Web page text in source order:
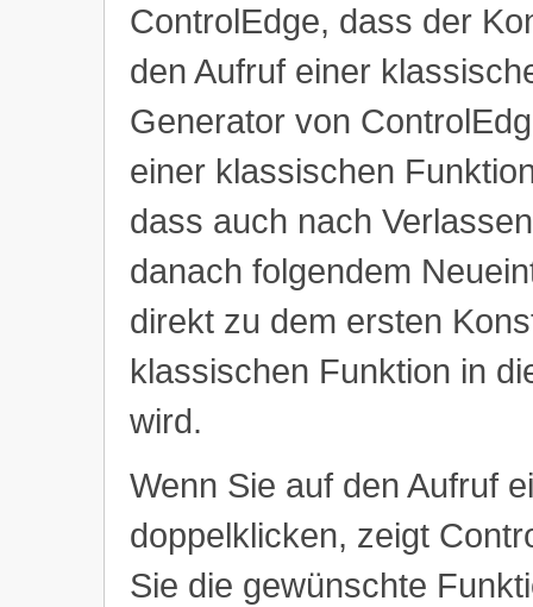
ControlEdge, dass der
den Aufruf einer
Generator von
einer klassischen
dass auch nach
danach folgendem
direkt zu dem ersten
klassischen Funktion in
wird.
Wenn Sie auf den Aufruf
doppelklicken, zeigt
Sie die gewünschte